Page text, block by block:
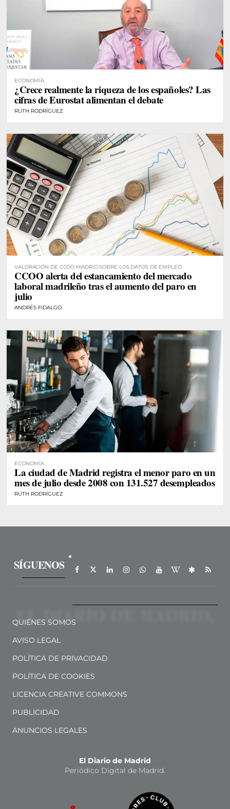
ECONOMÍA
¿Crece realmente la riqueza de los españoles? Las
cifras de Eurostat alimentan el debate
RUTH RODRÍGUEZ
VALORACIÓN DE CCOO MADRID SOBRE LOS DATOS DE EMPLEO
CCOO alerta del estancamiento del mercado
laboral madrileño tras el aumento del paro en
julio
ANDRÉS FIDALGO
ECONOMÍA
La ciudad de Madrid registra el menor paro en un
mes de julio desde 2008 con 131.527 desempleados
RUTH RODRÍGUEZ
SÍGUENOS
QUIÉNES SOMOS
AVISO LEGAL
POLÍTICA DE PRIVACIDAD
POLÍTICA DE COOKIES
LICENCIA CREATIVE COMMONS
PUBLICIDAD
ANUNCIOS LEGALES
El Diario de Madrid
Periódico Digital de Madrid.